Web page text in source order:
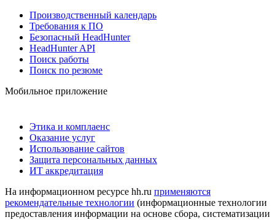
Производственный календарь
Требования к ПО
Безопасный HeadHunter
HeadHunter API
Поиск работы
Поиск по резюме
Мобильное приложение
Этика и комплаенс
Оказание услуг
Использование сайтов
Защита персональных данных
ИТ аккредитация
На информационном ресурсе hh.ru применяются
рекомендательные технологии (информационные технологии
предоставления информации на основе сбора, систематизации